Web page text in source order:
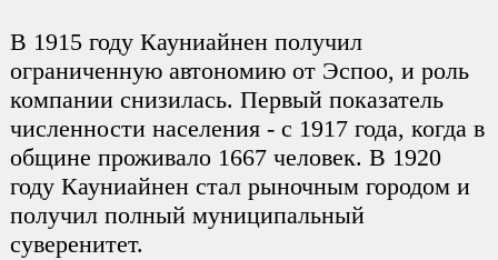
В 1915 году Кауниайнен получил
ограниченную автономию от Эспоо, и роль
компании снизилась. Первый показатель
численности населения - с 1917 года, когда в
общине проживало 1667 человек. В 1920
году Кауниайнен стал рыночным городом и
получил полный муниципальный
суверенитет.